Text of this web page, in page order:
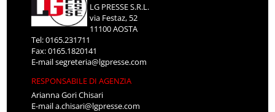
LG PRESSE S.R.L.
via Festaz, 52
11100 AOSTA
Tel: 0165.231711
Fax: 0165.1820141
E-mailsegreteria@lgpresse.com
RESPONSABILE DI AGENZIA
Arianna Gori Chisari
E-maila.chisari@lgpresse.com